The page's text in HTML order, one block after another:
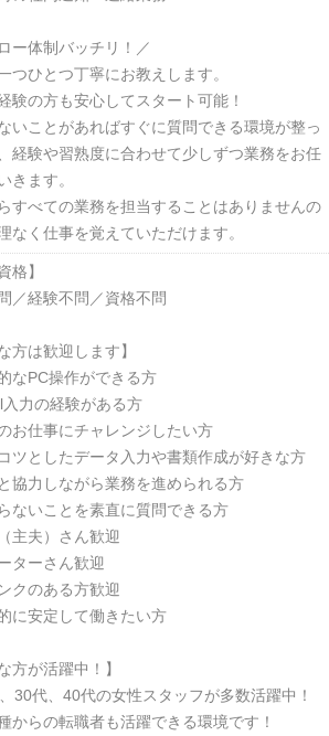
ー体制バッチリ！／
つひとつ丁寧にお教えします。
験の方も安心してスタート可能！
いことがあればすぐに質問できる環境が整っ
経験や習熟度に合わせて少しずつ業務をお任
きます。
すべての業務を担当することはありませんの
なく仕事を覚えていただけます。
格】
／経験不問／資格不問
方は歓迎します】
なPC操作ができる方
入力の経験がある方
お仕事にチャレンジしたい方
ツとしたデータ入力や書類作成が好きな方
協力しながら業務を進められる方
ないことを素直に質問できる方
主夫）さん歓迎
ターさん歓迎
クのある方歓迎
に安定して働きたい方
方が活躍中！】
、30代、40代の女性スタッフが多数活躍中！
からの転職者も活躍できる環境です！